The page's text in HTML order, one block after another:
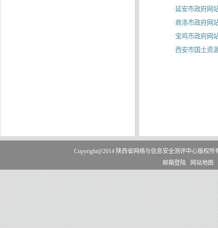
· 延安市政府网
· 商洛市政府网
· 宝鸡市政府网
· 西安市国土资
Copyright@2014 陕西省网络与信息安全测评中心版权
邮箱登陆
网站地图